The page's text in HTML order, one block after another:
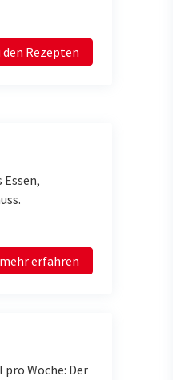
den Rezepten
Essen,
erfahren
Woche: Der